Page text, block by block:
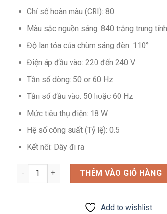
Chỉ số hoàn màu (CRI): 80
Màu sắc nguồn sáng: 840 trắng trung tính
Độ lan tỏa của chùm sáng đèn: 110°
Điện áp đầu vào: 220 đến 240 V
Tần số dòng: 50 or 60 Hz
Tần số đầu vào: 50 hoặc 60 Hz
Mức tiêu thụ điện: 18 W
Hệ số công suất (Tỷ lệ): 0.5
Kết nối: Dây đi ra
Số lượng THÊM VÀO GIỎ HÀNG
Add to wishlist